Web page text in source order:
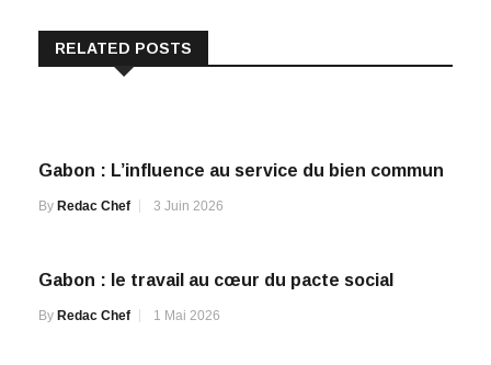
RELATED POSTS
Gabon : L’influence au service du bien commun
By Redac Chef 3 Juin 2026
Gabon : le travail au cœur du pacte social
By Redac Chef 1 Mai 2026